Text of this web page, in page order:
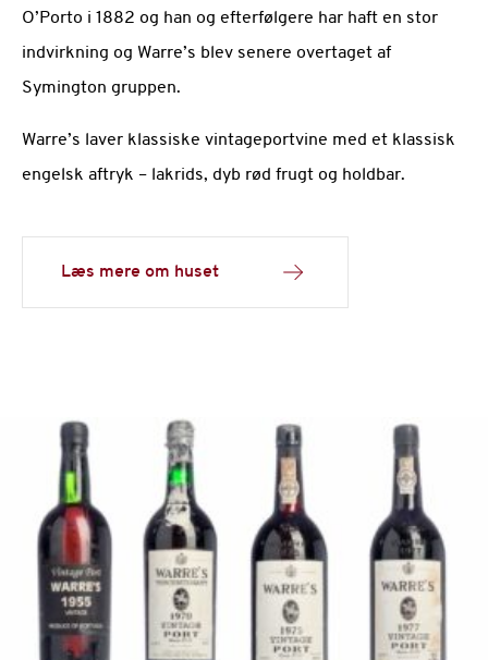
O’Porto i 1882 og han og efterfølgere har haft en stor
indvirkning og Warre’s blev senere overtaget af
Symington gruppen.
Warre’s laver klassiske vintageportvine med et klassisk
engelsk aftryk – lakrids, dyb rød frugt og holdbar.
Læs mere om huset